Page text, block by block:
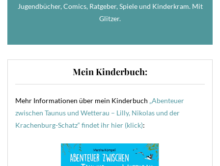
Jugendbücher, Comics, Ratgeber, Spiele und Kinderkram. Mit
Glitzer.
Mein Kinderbuch:
Mehr Informationen über mein Kinderbuch „Abenteuer
zwischen Taunus und Wetterau – Lilly, Nikolas und der
Krachenburg-Schatz“ findet ihr hier (klick):